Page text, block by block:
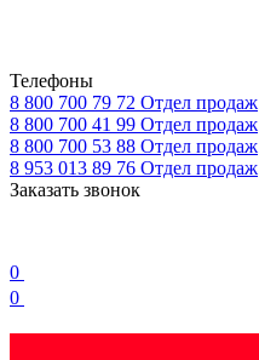
Телефоны
8 800 700 79 72 Отдел продаж
8 800 700 41 99 Отдел продаж
8 800 700 53 88 Отдел продаж
8 953 013 89 76 Отдел продаж
Заказать звонок
0
0